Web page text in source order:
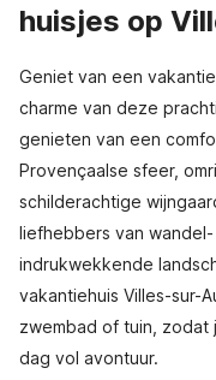
huisjes op
Geniet van een
charme van deze
genieten van een
Provençaalse sfeer,
schilderachtige
liefhebbers van
indrukwekkende
vakantiehuis Villes-sur-
zwembad of tuin, zodat
dag vol avontuur.